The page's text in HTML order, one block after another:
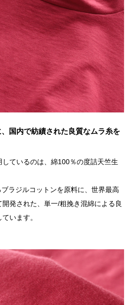
国内で紡績された良質なムラ糸を
ているのは、綿100％の度詰天竺生
ラジルコットンを原料に、世界最高
発された、単一/粗挽き混綿による良
います。